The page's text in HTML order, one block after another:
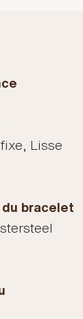
Lisse
bracelet